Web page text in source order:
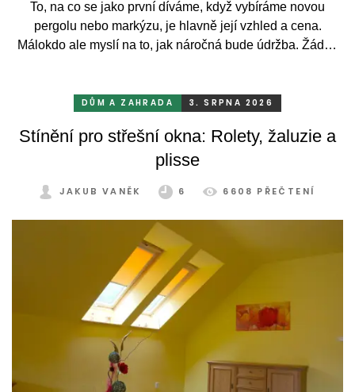
To, na co se jako první díváme, když vybíráme novou
pergolu nebo markýzu, je hlavně její vzhled a cena.
Málokdo ale myslí na to, jak náročná bude údržba. Žádný
mrazu, ale také prachu a pylu, což se na něm dříve či
DŮM A ZAHRADA 3. SRPNA 2026
Stínění pro střešní okna: Rolety, žaluzie a
plisse
JAKUB VANĚK 6 6608 PŘEČTENÍ